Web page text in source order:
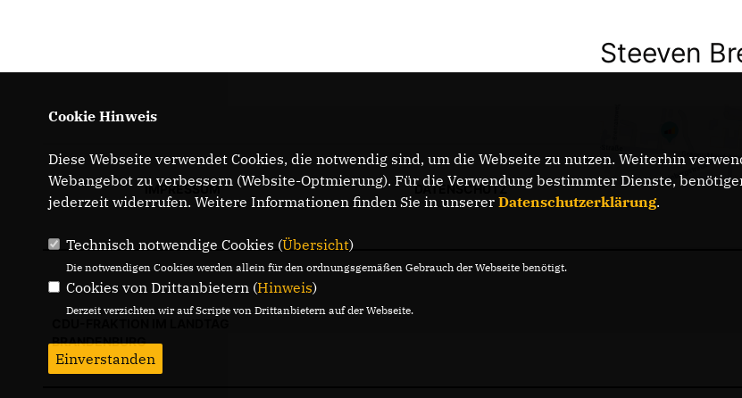
IMPRESSUM DATENSCHUTZ
Steeven
BRANDENBURG
Cookie Hinweis
Diese Webseite verwendet Cookies, die notwendig sind, um die Webseite zu nutzen. Weiterhin
Webangebot zu verbessern (Website-Optmierung). Für die Verwendung bestimmter Dienste,
jederzeit widerrufen. Weitere Informationen finden Sie in unserer Datenschutzerklärung.
Technisch notwendige Cookies (Übersicht)
Die notwendigen Cookies werden allein für den ordnungsgemäßen Gebrauch der Webseite benötigt.
Cookies von Drittanbietern (Hinweis)
Derzeit verzichten wir auf Scripte von Drittanbietern auf der Webseite.
Einverstanden